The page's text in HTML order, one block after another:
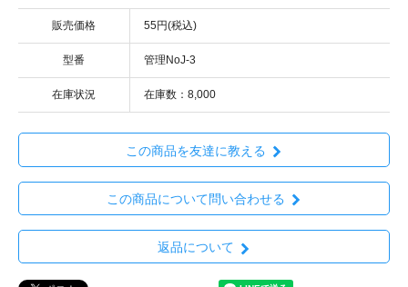
販売価格 55円(税込)
型番 管理NoJ-3
在庫状況 在庫数：8,000
この商品を友達に教える
この商品について問い合わせる
返品について